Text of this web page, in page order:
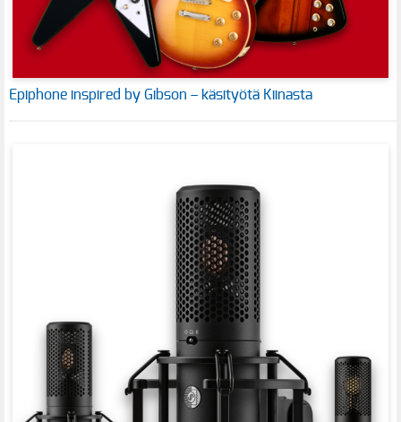
Epiphone inspired by Gibson – käsityötä Kiinasta